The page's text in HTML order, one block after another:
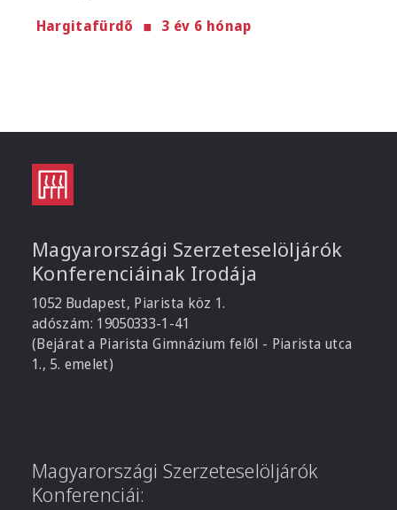
Hargitafürdő 3 év 6 hónap
Magyarországi Szerzeteselöljárók
Konferenciáinak Irodája
1052 Budapest, Piarista köz 1.
adószám: 19050333-1-41
(Bejárat a Piarista Gimnázium felől - Piarista utca
1., 5. emelet)
Magyarországi Szerzeteselöljárók
Konferenciái: